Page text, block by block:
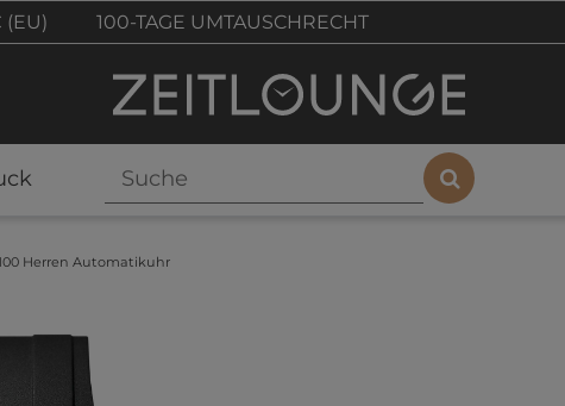
(EU) 100-TAGE UMTAUSCHRECHT
Herren Automatikuhr